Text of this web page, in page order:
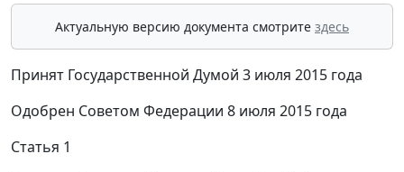
Актуальную версию документа смотрите здесь
Принят Государственной Думой 3 июля 2015 года
Одобрен Советом Федерации 8 июля 2015 года
Статья 1